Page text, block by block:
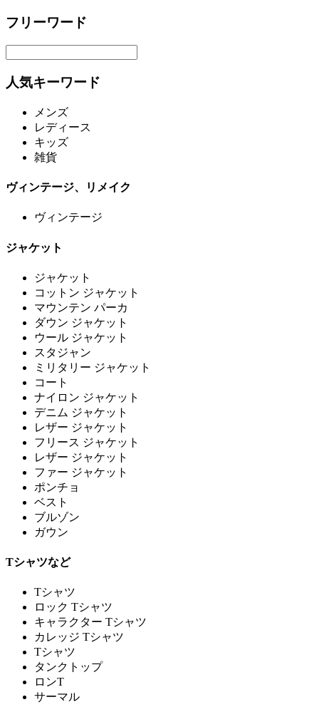
フリーワード
人気キーワード
メンズ
レディース
キッズ
雑貨
ヴィンテージ、リメイク
ヴィンテージ
ジャケット
ジャケット
コットン ジャケット
マウンテン パーカ
ダウン ジャケット
ウール ジャケット
スタジャン
ミリタリー ジャケット
コート
ナイロン ジャケット
デニム ジャケット
レザー ジャケット
フリース ジャケット
レザー ジャケット
ファー ジャケット
ポンチョ
ベスト
ブルゾン
ガウン
Tシャツなど
Tシャツ
ロック Tシャツ
キャラクター Tシャツ
カレッジ Tシャツ
Tシャツ
タンクトップ
ロンT
サーマル